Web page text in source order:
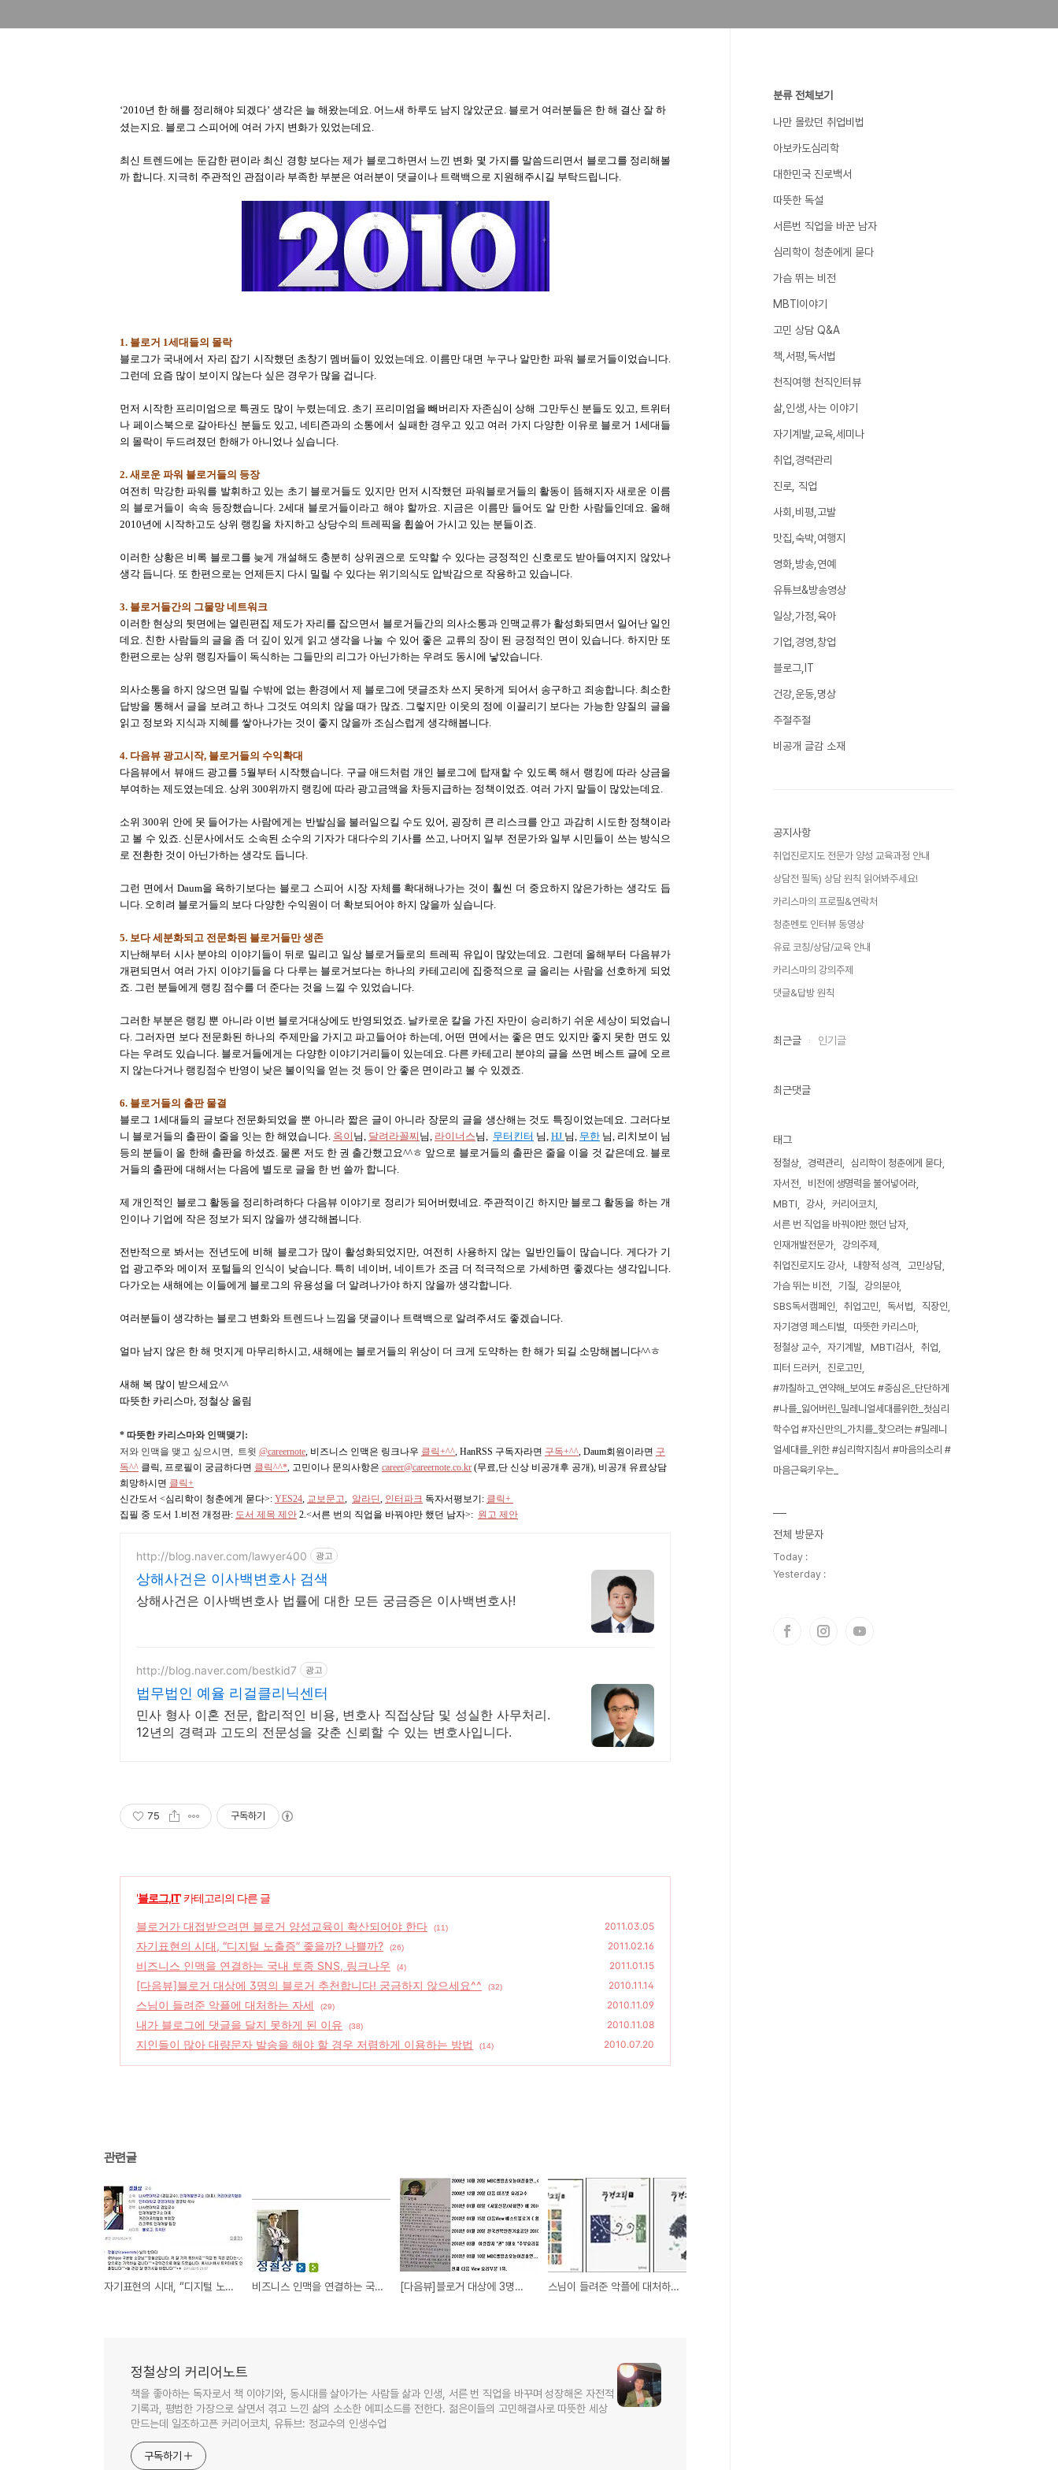
‘2010년 한 해를 정리해야 되겠다’ 생각은 늘 해왔는데요. 어느새 하루도 남지 않았군요. 블로거 여러분들은 한 해 결산 잘 하
셨는지요. 블로그 스피어에 여러 가지 변화가 있었는데요.
최신 트렌드에는 둔감한 편이라 최신 경향 보다는 제가 블로그하면서 느낀 변화 몇 가지를 말씀드리면서 블로그를 정리해볼
까 합니다. 지극히 주관적인 관점이라 부족한 부분은 여러분이 댓글이나 트랙백으로 지원해주시길 부탁드립니다.
1. 블로거 1세대들의 몰락
블로그가 국내에서 자리 잡기 시작했던 초창기 멤버들이 있었는데요. 이름만 대면 누구나 알만한 파워 블로거들이었습니다.
그런데 요즘 많이 보이지 않는다 싶은 경우가 많을 겁니다.
먼저 시작한 프리미엄으로 특권도 많이 누렸는데요. 초기 프리미엄을 빼버리자 자존심이 상해 그만두신 분들도 있고, 트위터
나 페이스북으로 갈아타신 분들도 있고, 네티즌과의 소통에서 실패한 경우고 있고 여러 가지 다양한 이유로 블로거 1세대들
의 몰락이 두드려졌던 한해가 아니었나 싶습니다.
2. 새로운 파워 블로거들의 등장
여전히 막강한 파워를 발휘하고 있는 초기 블로거들도 있지만 먼저 시작했던 파워블로거들의 활동이 뜸해지자 새로운 이름
의 블로거들이 속속 등장했습니다. 2세대 블로거들이라고 해야 할까요. 지금은 이름만 들어도 알 만한 사람들인데요. 올해
2010년에 시작하고도 상위 랭킹을 차지하고 상당수의 트레픽을 휩쓸어 가시고 있는 분들이죠.
이러한 상황은 비록 블로그를 늦게 개설해도 충분히 상위권으로 도약할 수 있다는 긍정적인 신호로도 받아들여지지 않았나
생각 듭니다. 또 한편으로는 언제든지 다시 밀릴 수 있다는 위기의식도 압박감으로 작용하고 있습니다.
3. 블로거들간의 그물망 네트워크
이러한 현상의 뒷면에는 열린편집 제도가 자리를 잡으면서 블로거들간의 의사소통과 인맥교류가 활성화되면서 일어난 일인
데요. 친한 사람들의 글을 좀 더 깊이 있게 읽고 생각을 나눌 수 있어 좋은 교류의 장이 된 긍정적인 면이 있습니다. 하지만 또
한편으로는 상위 랭킹자들이 독식하는 그들만의 리그가 아닌가하는 우려도 동시에 낳았습니다.
의사소통을 하지 않으면 밀릴 수밖에 없는 환경에서 제 블로그에 댓글조차 쓰지 못하게 되어서 송구하고 죄송합니다. 최소한
답방을 통해서 글을 보려고 하나 그것도 여의치 않을 때가 많죠. 그렇지만 이웃의 정에 이끌리기 보다는 가능한 양질의 글을
읽고 정보와 지식과 지혜를 쌓아나가는 것이 좋지 않을까 조심스럽게 생각해봅니다.
4. 다음뷰 광고시작, 블로거들의 수익확대
다음뷰에서 뷰애드 광고를 5월부터 시작했습니다. 구글 애드처럼 개인 블로그에 탑재할 수 있도록 해서 랭킹에 따라 상금을
부여하는 제도였는데요. 상위 300위까지 랭킹에 따라 광고금액을 차등지급하는 정책이었죠. 여러 가지 말들이 많았는데요.
소위 300위 안에 못 들어가는 사람에게는 반발심을 불러일으킬 수도 있어, 굉장히 큰 리스크를 안고 과감히 시도한 정책이라
고 볼 수 있죠. 신문사에서도 소속된 소수의 기자가 대다수의 기사를 쓰고, 나머지 일부 전문가와 일부 시민들이 쓰는 방식으
로 전환한 것이 아닌가하는 생각도 듭니다.
그런 면에서 Daum을 욕하기보다는 블로그 스피어 시장 자체를 확대해나가는 것이 훨씬 더 중요하지 않은가하는 생각도 듭
니다. 오히려 블로거들의 보다 다양한 수익원이 더 확보되어야 하지 않을까 싶습니다.
5. 보다 세분화되고 전문화된 블로거들만 생존
지난해부터 시사 분야의 이야기들이 뒤로 밀리고 일상 블로거들로의 트레픽 유입이 많았는데요. 그런데 올해부터 다음뷰가
개편되면서 여러 가지 이야기들을 다 다루는 블로거보다는 하나의 카테고리에 집중적으로 글 올리는 사람을 선호하게 되었
죠. 그런 분들에게 랭킹 점수를 더 준다는 것을 느낄 수 있었습니다.
그러한 부분은 랭킹 뿐 아니라 이번 블로거대상에도 반영되었죠. 날카로운 칼을 가진 자만이 승리하기 쉬운 세상이 되었습니
다. 그러자면 보다 전문화된 하나의 주제만을 가지고 파고들어야 하는데, 어떤 면에서는 좋은 면도 있지만 좋지 못한 면도 있
다는 우려도 있습니다. 블로거들에게는 다양한 이야기거리들이 있는데요. 다른 카테고리 분야의 글을 쓰면 베스트 글에 오르
지 않는다거나 랭킹점수 반영이 낮은 불이익을 얻는 것 등이 안 좋은 면이라고 볼 수 있겠죠.
6. 블로거들의 출판 물결
블로그 1세대들의 글보다 전문화되었을 뿐 아니라 짧은 글이 아니라 장문의 글을 생산해는 것도 특징이었는데요. 그러다보
니 블로거들의 출판이 줄을 잇는 한 해였습니다. 옥이 님, 달려라꼴찌 님, 라이너스님, 무터킨터 님, HJ 님, 무한 님, 리치보이 님
등의 분들이 올 한해 출판을 하셨죠. 물론 저도 한 권 출간했고요^^ㅎ 앞으로 블로거들의 출판은 줄을 이을 것 같은데요. 블로
거들의 출판에 대해서는 다음에 별도로 글을 한 번 쓸까 합니다.
제 개인적인 블로그 활동을 정리하려하다 다음뷰 이야기로 정리가 되어버렸네요. 주관적이긴 하지만 블로그 활동을 하는 개
인이나 기업에 작은 정보가 되지 않을까 생각해봅니다.
전반적으로 봐서는 전년도에 비해 블로그가 많이 활성화되었지만, 여전히 사용하지 않는 일반인들이 많습니다. 게다가 기
업 광고주와 메이저 포털들의 인식이 낮습니다. 특히 네이버, 네이트가 조금 더 적극적으로 가세하면 좋겠다는 생각입니다.
다가오는 새해에는 이들에게 블로그의 유용성을 더 알려나가야 하지 않을까 생각합니다.
여러분들이 생각하는 블로그 변화와 트렌드나 느낌을 댓글이나 트랙백으로 알려주셔도 좋겠습니다.
얼마 남지 않은 한 해 멋지게 마무리하시고, 새해에는 블로거들의 위상이 더 크게 도약하는 한 해가 되길 소망해봅니다^^ㅎ
새해 복 많이 받으세요^^
따뜻한 카리스마, 정철상 올림
* 따뜻한 카리스마와 인맥맺기:
저와 인맥을 맺고 싶으시면, 트윗 @careernote, 비즈니스 인맥은 링크나우 클릭+^^, HanRSS 구독자라면 구독+^^, Daum회원이라면 구
독^^ 클릭, 프로필이 궁금하다면 클릭^^*, 고민이나 문의사항은 career@careernote.co.kr (무료,단 신상 비공개후 공개), 비공개 유료상담
희망하시면 클릭+
신간도서 <심리학이 청춘에게 묻다>: YES24, 교보문고, 알라딘, 인터파크 독자서평보기: 클릭+
집필 중 도서 1.비전 개정판: 도서 제목 제안 2.<서른 번의 직업을 바꿔야만 했던 남자>: 원고 제안
http://blog.naver.com/lawyer400 광고
상해사건은 이사백변호사 검색
상해사건은 이사백변호사 법률에 대한 모든 궁금증은 이사백변호사!
http://blog.naver.com/bestkid7 광고
법무법인 예율 리걸클리닉센터
민사 형사 이혼 전문, 합리적인 비용, 변호사 직접상담 및 성실한 사무처리.
12년의 경력과 고도의 전문성을 갖춘 신뢰할 수 있는 변호사입니다.
75 구독하기
'블로그,IT' 카테고리의 다른 글
블로거가 대접받으려면 블로거 양성교육이 확산되어야 한다 (11) 2011.03.05
자기표현의 시대, “디지털 노출증” 좋을까? 나쁠까? (26) 2011.02.16
비즈니스 인맥을 연결하는 국내 토종 SNS, 링크나우 (4) 2011.01.15
[다음뷰]블로거 대상에 3명의 블로거 추천합니다! 궁금하지 않으세요^^ (32) 2010.11.14
스님이 들려준 악플에 대처하는 자세 (29) 2010.11.09
내가 블로그에 댓글을 달지 못하게 된 이유 (38) 2010.11.08
지인들이 많아 대량문자 발송을 해야 할 경우 저렴하게 이용하는 방법 (14) 2010.07.20
관련글
자기표현의 시대, “디지털 노출증” 좋을까? 나쁠까? 비즈니스 인맥을 연결하는 국내 토종 SNS, 링크나우 [다음뷰]블로거 대상에 3명의 블로거 추천합니다! 궁금하지 않으세요^^ 스님이 들려준 악플에 대처하는 자세
정철상의 커리어노트
책을 좋아하는 독자로서 책 이야기와, 동시대를 살아가는 사람들 삶과 인생, 서른 번 직업을 바꾸며 성장해온 자전적
기록과, 평범한 가장으로 살면서 겪고 느낀 삶의 소소한 에피소드를 전한다. 젊은이들의 고민해결사로 따뜻한 세상
만드는데 일조하고픈 커리어코치, 유튜브: 정교수의 인생수업
구독하기
분류 전체보기
나만 몰랐던 취업비법
아보카도심리학
대한민국 진로백서
따뜻한 독설
서른번 직업을 바꾼 남자
심리학이 청춘에게 묻다
가슴 뛰는 비전
MBTI이야기
고민 상담 Q&A
책,서평,독서법
천직여행 천직인터뷰
삶,인생,사는 이야기
자기계발,교육,세미나
취업,경력관리
진로, 직업
사회,비평,고발
맛집,숙박,여행지
영화,방송,연예
유튜브&방송영상
일상,가정,육아
기업,경영,창업
블로그,IT
건강,운동,명상
주절주절
비공개 글감 소재
공지사항
취업진로지도 전문가 양성 교육과정 안내
상담전 필독) 상담 원칙 읽어봐주세요!
카리스마의 프로필&연락처
청춘멘토 인터뷰 동영상
유료 코칭/상담/교육 안내
카리스마의 강의주제
댓글&답방 원칙
최근글 인기글
최근댓글
태그
정철상 경력관리
심리학이 청춘에게 묻다
자서전
비전에 생명력을 불어넣어라
MBTI
강사
커리어코치
서른 번 직업을 바꿔야만 했던 남자
인재개발전문가
강의주제
취업진로지도 강사
내향적 성격
고민상담
가슴 뛰는 비전
기질
강의분야
SBS독서캠페인
취업고민 독서법
직장인
자기경영 페스티벌
따뜻한 카리스마
정철상 교수
자기계발 MBTI검사
취업
피터 드러커
진로고민
#까칠하고_연약해_보여도 #중심은_단단하게
#나를_잃어버린_밀레니얼세대를위한_첫심리
학수업 #자신만의_가치를_찾으려는 #밀레니
얼세대를_위한 #심리학지침서 #마음의소리 #
마음근육키우는_
전체 방문자
Today :
Yesterday :